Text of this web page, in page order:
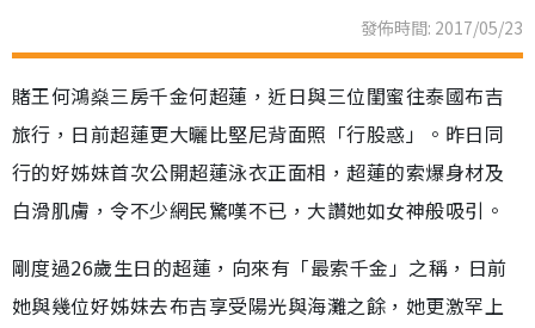
發佈時間: 2017/05/23
賭王何鴻燊三房千金何超蓮，近日與三位閨蜜往泰國布吉
旅行，日前超蓮更大曬比堅尼背面照「行股惑」。昨日同
行的好姊妹首次公開超蓮泳衣正面相，超蓮的索爆身材及
白滑肌膚，令不少網民驚嘆不已，大讚她如女神般吸引。
剛度過26歲生日的超蓮，向來有「最索千金」之稱，日前
她與幾位好姊妹去布吉享受陽光與海灘之餘，她更激罕上